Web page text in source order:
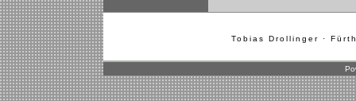
Tobias Drollinger ·